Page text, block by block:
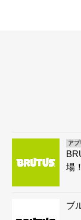
アプ
場！
ブ